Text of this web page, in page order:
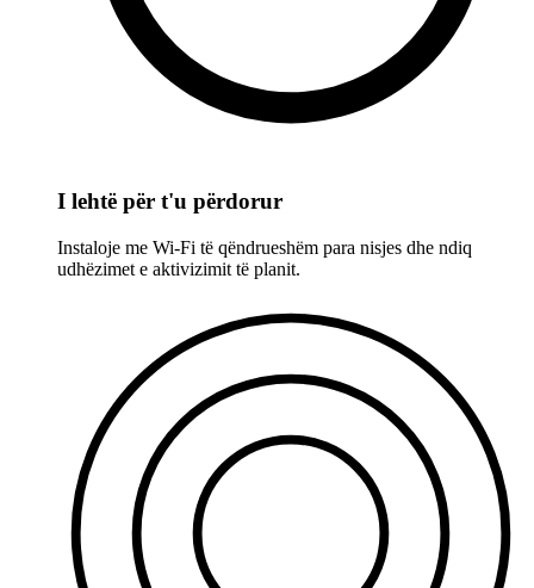
I lehtë për t'u përdorur
Instaloje me Wi-Fi të qëndrueshëm para nisjes dhe ndiq
udhëzimet e aktivizimit të planit.